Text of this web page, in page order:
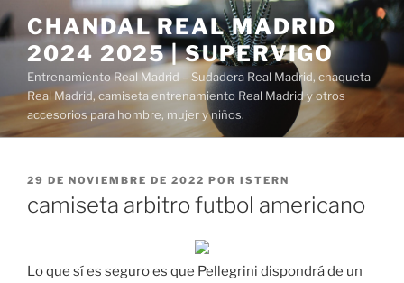
Saltar
al
contenido
CHANDAL REAL MADRID
2024 2025 | SUPERVIGO
Entrenamiento Real Madrid – Sudadera Real Madrid, chaqueta
Real Madrid, camiseta entrenamiento Real Madrid y otros
accesorios para hombre, mujer y niños.
PUBLICADO
29 DE NOVIEMBRE DE 2022 POR ISTERN
camiseta arbitro futbol americano
Lo que sí es seguro es que Pellegrini dispondrá de un